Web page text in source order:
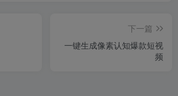
下一篇
一键生成像素认知爆款短视
频